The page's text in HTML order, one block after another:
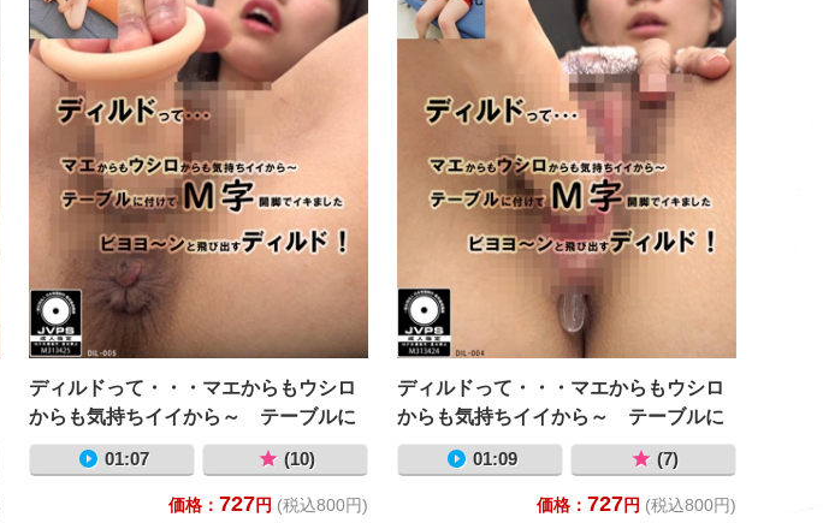
ディルドって・・・マエからもウシロ
からも気持ちイイから～ テーブルに
付けてＭ字開脚でイキました ビヨヨ
～ンと飛び出すディルド！ 夏原
01:07 (10)
価格： 727円 (税込800円)
ディルドって・・・マエからもウシロ
からも気持ちイイから～ テーブルに
付けてＭ字開脚でイキました ビヨヨ
～ンと飛び出すディルド！ あゆ
01:09 (7)
価格： 727円 (税込800円)